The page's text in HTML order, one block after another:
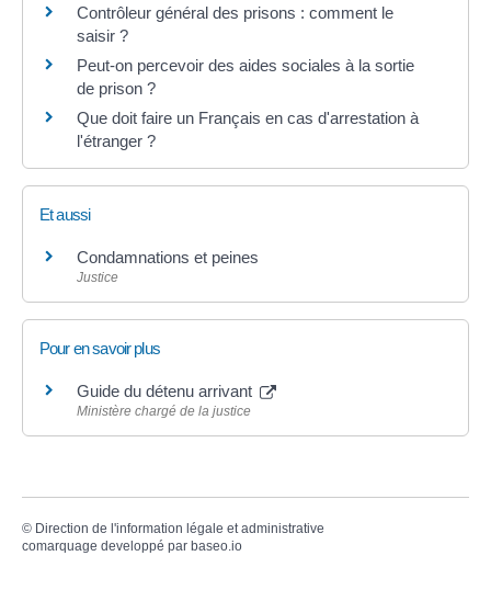
Contrôleur général des prisons : comment le
saisir ?
Peut-on percevoir des aides sociales à la sortie
de prison ?
Que doit faire un Français en cas d'arrestation à
l'étranger ?
Et aussi
Condamnations et peines
Justice
Pour en savoir plus
Guide du détenu arrivant
Ministère chargé de la justice
© Direction de l'information légale et administrative
comarquage developpé par baseo.io